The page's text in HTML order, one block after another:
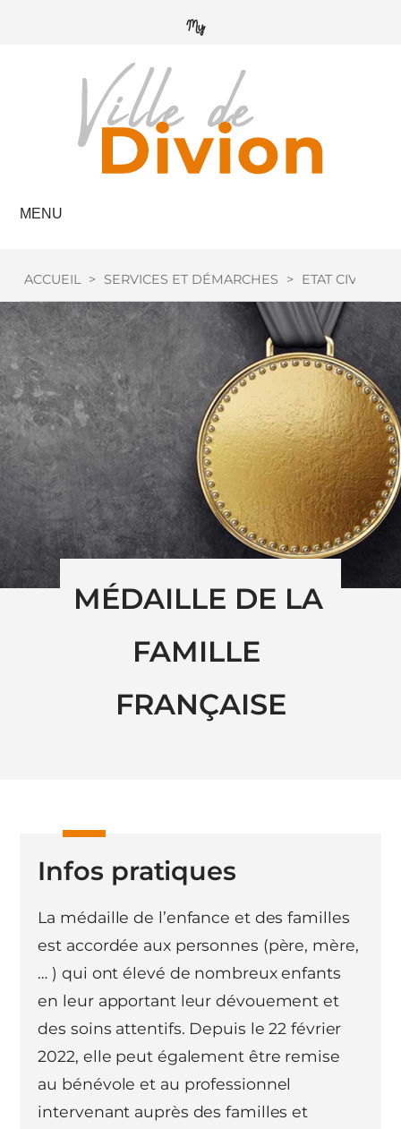
MENU
ACCUEIL > SERVICES ET DÉMARCHES > ETAT CIVIL
MÉDAILLE DE LA
FAMILLE
FRANÇAISE
Infos pratiques
La médaille de l’enfance et des familles
est accordée aux personnes (père, mère,
… ) qui ont élevé de nombreux enfants
en leur apportant leur dévouement et
des soins attentifs. Depuis le 22 février
2022, elle peut également être remise
au bénévole et au professionnel
intervenant auprès des familles et